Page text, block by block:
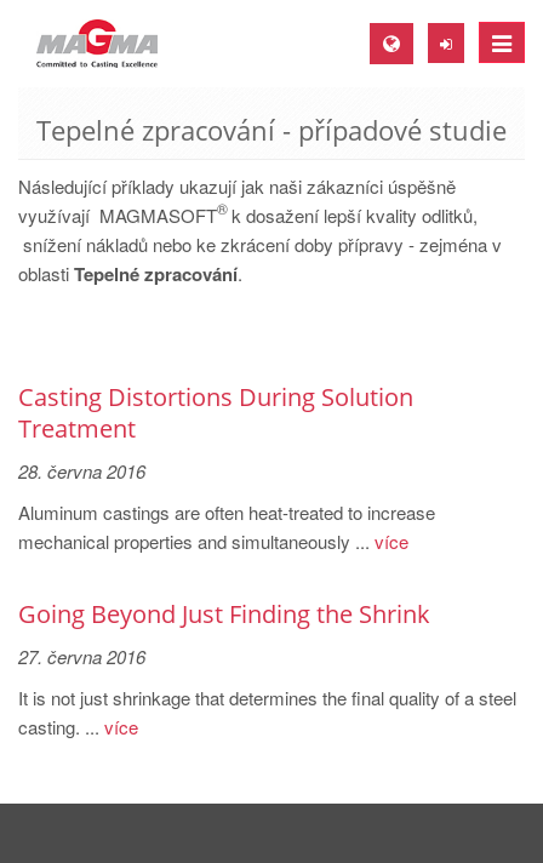
Toggle
MAGMA Europe, Germany
EN
CS
MAGMA North-America, USA
MAGMA Asia-Pacific, Singapore
MAGMA South-America, Brazil
PT
MAGMA Türkiye
TR
EN
Tepelné zpracování - případové studie
Následující příklady ukazují jak naši zákazníci úspěšně
využívají MAGMASOFT
®k dosažení lepší kvality odlitků,
snížení nákladů nebo ke zkrácení doby přípravy - zejména v
oblastiTepelné zpracování.
Casting Distortions During Solution
Treatment
28. června 2016
Aluminum castings are often heat-treated to increase
mechanical properties and simultaneously ... více
Going Beyond Just Finding the Shrink
27. června 2016
It is not just shrinkage that determines the final quality of a steel
casting. ... více